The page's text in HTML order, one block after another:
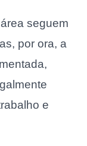
seguem
por ora, a
e